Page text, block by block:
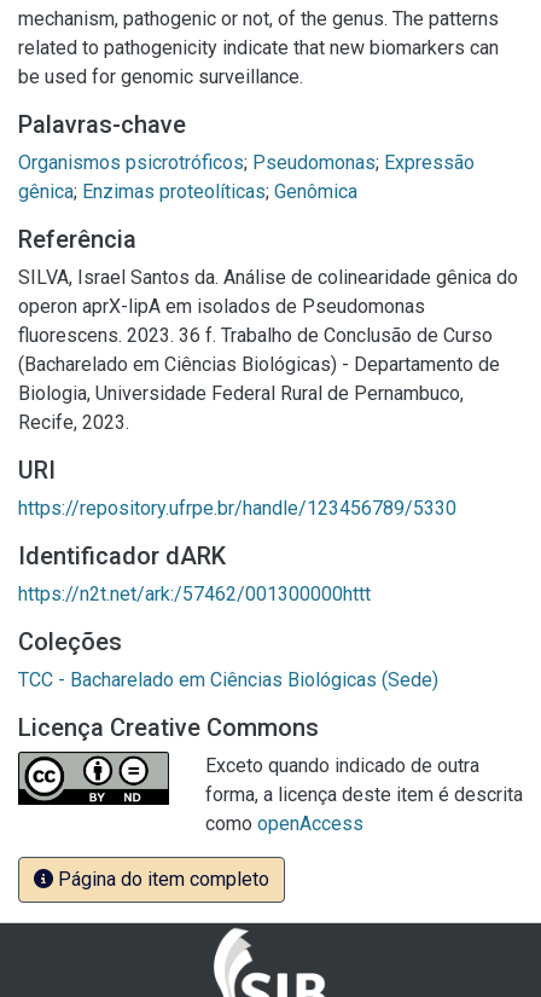
mechanism, pathogenic or not, of the genus. The patterns
related to pathogenicity indicate that new biomarkers can
be used for genomic surveillance.
Palavras-chave
Organismos psicrotróficos; Pseudomonas; Expressão
gênica; Enzimas proteolíticas; Genômica
Referência
SILVA, Israel Santos da. Análise de colinearidade gênica do
operon aprX-lipA em isolados de Pseudomonas
fluorescens. 2023. 36 f. Trabalho de Conclusão de Curso
(Bacharelado em Ciências Biológicas) - Departamento de
Biologia, Universidade Federal Rural de Pernambuco,
Recife, 2023.
URI
https://repository.ufrpe.br/handle/123456789/5330
Identificador dARK
https://n2t.net/ark:/57462/001300000httt
Coleções
TCC - Bacharelado em Ciências Biológicas (Sede)
Licença Creative Commons
Exceto quando indicado de outra
forma, a licença deste item é descrita
como openAccess
Página do item completo